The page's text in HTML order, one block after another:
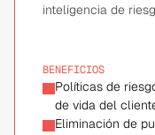
inteligencia de
BENEFICIOS
Políticas de
de vida del
Eliminación de